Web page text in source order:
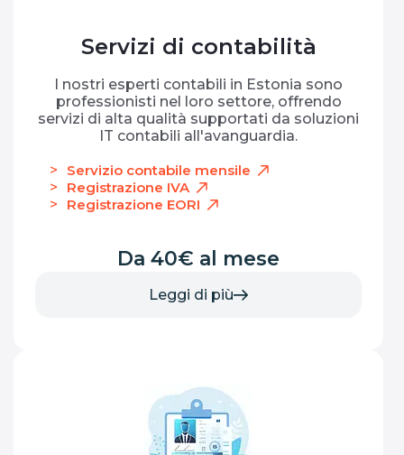
Servizi di contabilità
I nostri esperti contabili in Estonia sono
professionisti nel loro settore, offrendo
servizi di alta qualità supportati da soluzioni
IT contabili all'avanguardia.
Servizio contabile mensile
Registrazione IVA
Registrazione EORI
Da 40€ al mese
Leggi di più